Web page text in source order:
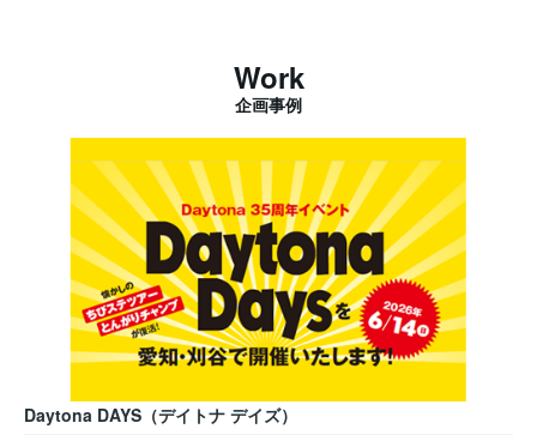
Work
企画事例
Daytona DAYS（デイトナ デイズ）